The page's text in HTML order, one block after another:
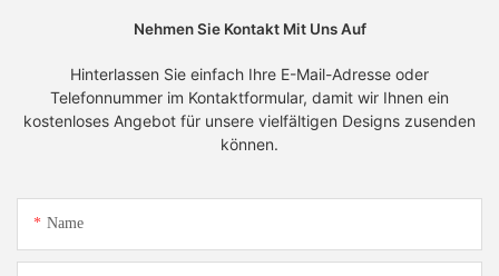
Nehmen Sie Kontakt Mit Uns Auf
Hinterlassen Sie einfach Ihre E-Mail-Adresse oder
Telefonnummer im Kontaktformular, damit wir Ihnen ein
kostenloses Angebot für unsere vielfältigen Designs zusenden
können.
Name